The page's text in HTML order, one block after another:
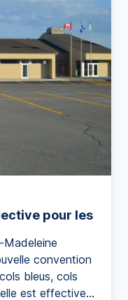
pour les
convention
bleus, cols
est effective